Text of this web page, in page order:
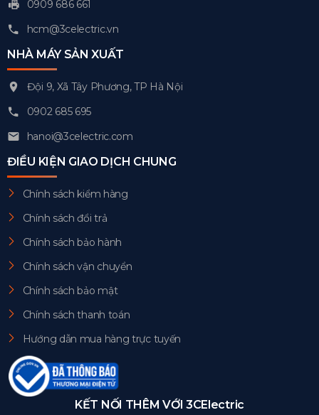
0909 686 661
hcm@3celectric.vn
NHÀ MÁY SẢN XUẤT
Đội 9, Xã Tây Phương, TP Hà Nội
0902 685 695
hanoi@3celectric.com
ĐIỀU KIỆN GIAO DỊCH CHUNG
Chính sách kiểm hàng
Chính sách đổi trả
Chính sách bảo hành
Chính sách vận chuyển
Chính sách bảo mật
Chính sách thanh toán
Hướng dẫn mua hàng trực tuyến
KẾT NỐI THÊM VỚI 3CElectric